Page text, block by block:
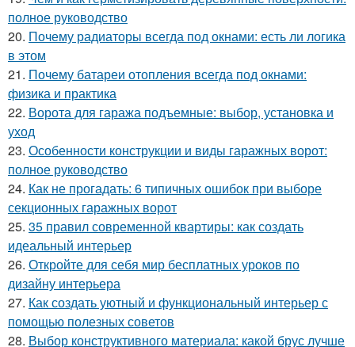
полное руководство
20. Почему радиаторы всегда под окнами: есть ли логика
в этом
21. Почему батареи отопления всегда под окнами:
физика и практика
22. Ворота для гаража подъемные: выбор, установка и
уход
23. Особенности конструкции и виды гаражных ворот:
полное руководство
24. Как не прогадать: 6 типичных ошибок при выборе
секционных гаражных ворот
25. 35 правил современной квартиры: как создать
идеальный интерьер
26. Откройте для себя мир бесплатных уроков по
дизайну интерьера
27. Как создать уютный и функциональный интерьер с
помощью полезных советов
28. Выбор конструктивного материала: какой брус лучше